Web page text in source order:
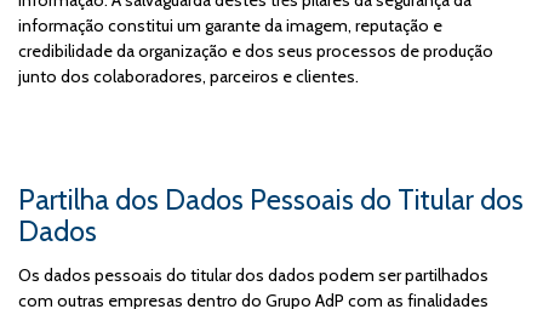
informação constitui um garante da imagem, reputação e
credibilidade da organização e dos seus processos de produção
junto dos colaboradores, parceiros e clientes.
Partilha dos Dados Pessoais do Titular dos
Dados
Os dados pessoais do titular dos dados podem ser partilhados
com outras empresas dentro do Grupo AdP com as finalidades